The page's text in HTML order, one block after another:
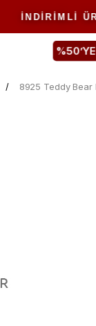
İNDIRIMLI
8925 Teddy Bear